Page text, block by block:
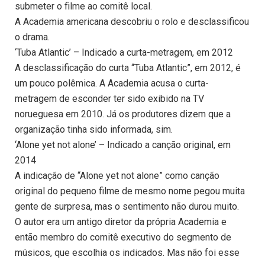
submeter o filme ao comitê local.
A Academia americana descobriu o rolo e desclassificou
o drama.
‘Tuba Atlantic’ – Indicado a curta-metragem, em 2012
A desclassificação do curta “Tuba Atlantic”, em 2012, é
um pouco polêmica. A Academia acusa o curta-
metragem de esconder ter sido exibido na TV
norueguesa em 2010. Já os produtores dizem que a
organização tinha sido informada, sim.
‘Alone yet not alone’ – Indicado a canção original, em
2014
A indicação de “Alone yet not alone” como canção
original do pequeno filme de mesmo nome pegou muita
gente de surpresa, mas o sentimento não durou muito.
O autor era um antigo diretor da própria Academia e
então membro do comitê executivo do segmento de
músicos, que escolhia os indicados. Mas não foi esse